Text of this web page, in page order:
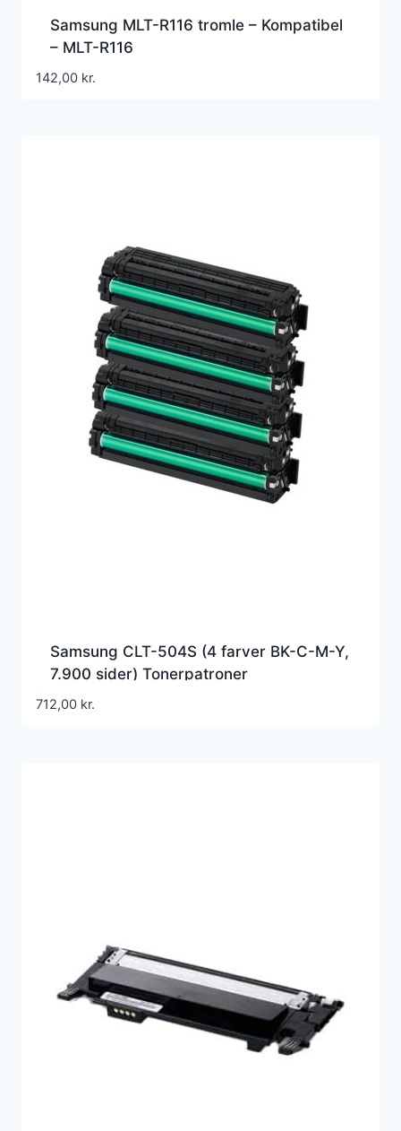
Samsung MLT-R116 tromle – Kompatibel
– MLT-R116
142,00 kr.
Samsung CLT-504S (4 farver BK-C-M-Y,
7.900 sider) Tonerpatroner
712,00 kr.